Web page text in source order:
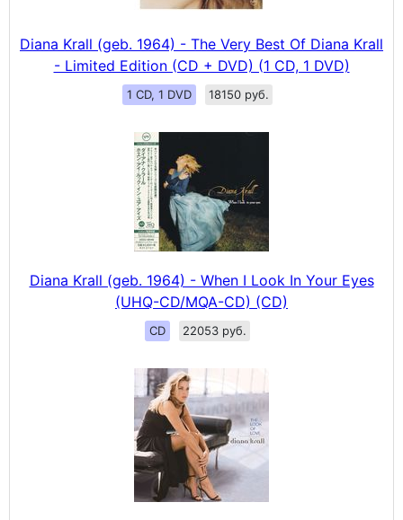
Diana Krall (geb. 1964) - The Very Best Of Diana Krall
- Limited Edition (CD + DVD) (1 CD, 1 DVD)
1 CD, 1 DVD 18150 руб.
Diana Krall (geb. 1964) - When I Look In Your Eyes
(UHQ-CD/MQA-CD) (CD)
CD 22053 руб.